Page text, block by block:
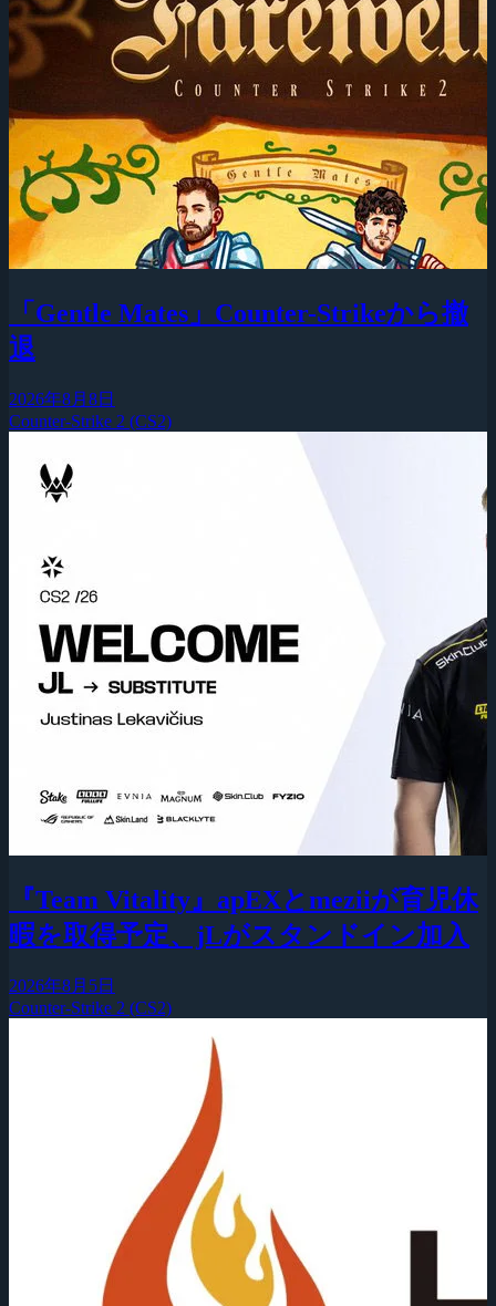
「Gentle Mates」Counter-Strikeから撤
退
2026年8月8日
Counter-Strike 2 (CS2)
『Team Vitality』apEXとmeziiが育児休
暇を取得予定、jLがスタンドイン加入
2026年8月5日
Counter-Strike 2 (CS2)